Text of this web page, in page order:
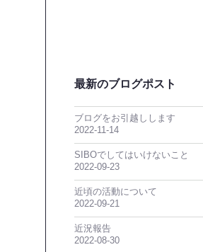
最新のブログポスト
ブログをお引越しします
2022-11-14
SIBOでしてはいけないこと
2022-09-23
近頃の活動について
2022-09-21
近況報告
2022-08-30